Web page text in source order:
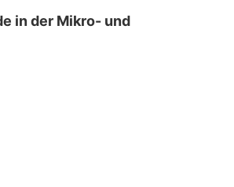
in der Mikro- und